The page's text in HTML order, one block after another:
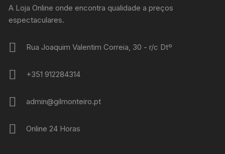
A Loja Online onde encontra qualidade a preços
espectaculares.
Rua Joaquim Valentim Correia, 30 - r/c Dtº
+351 912284314
admin@gilmonteiro.pt
Online 24 Horas